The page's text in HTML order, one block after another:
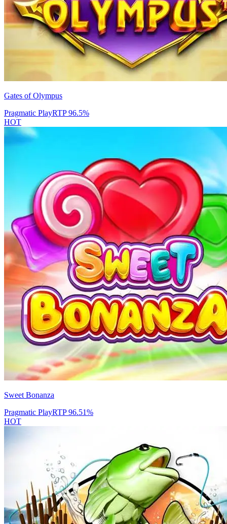
Gates of Olympus
Pragmatic PlayRTP96.5%
HOT
Sweet Bonanza
Pragmatic PlayRTP96.51%
HOT